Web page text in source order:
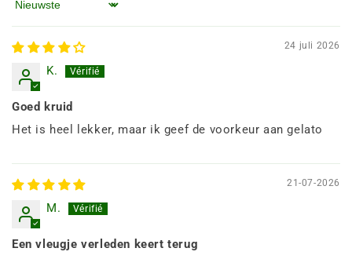
Sorteren op
24 juli 2026
K.
Goed kruid
Het is heel lekker, maar ik geef de voorkeur aan gelato
21-07-2026
M.
Een vleugje verleden keert terug